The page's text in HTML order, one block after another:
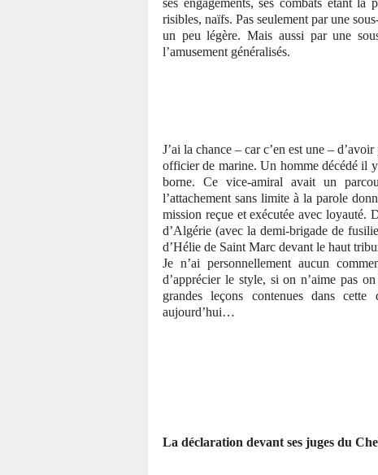
ses engagements, ses combats étant la
risibles, naïfs. Pas seulement par une
un peu légère. Mais aussi par une
l’amusement généralisés.
J’ai la chance – car c’en est une –
officier de marine. Un homme décédé il
borne. Ce vice-amiral avait un
l’attachement sans limite à la parole
mission reçue et exécutée avec loyauté.
d’Algérie (avec la demi-brigade de
d’Hélie de Saint Marc devant le haut
Je n’ai personnellement aucun
d’apprécier le style, si on n’aime pas
grandes leçons contenues dans
aujourd’hui…
La déclaration devant ses juges du